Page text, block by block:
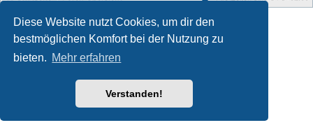
Diese Website nutzt Cookies, um dir den
bestmöglichen Komfort bei der Nutzung zu
bieten. Mehr erfahren
Verstanden!
Style developer by forum ,
Powered byphpBB ® Forum Software © phpBB Limited
Deutsche Übersetzung durchphpBB.de
Datenschutz